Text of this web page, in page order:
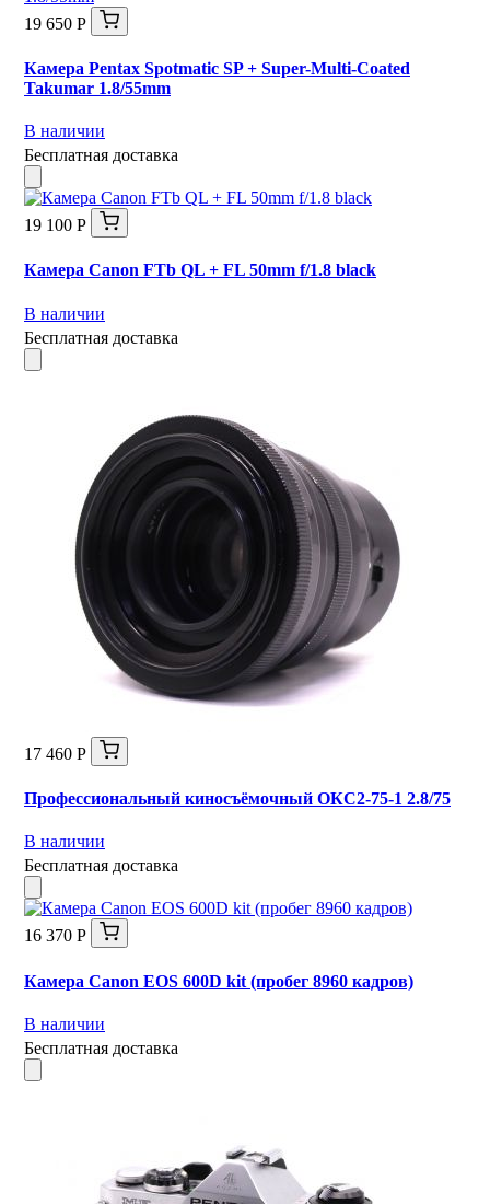
19 650 Р
Камера Pentax Spotmatic SP + Super-Multi-Coated
Takumar 1.8/55mm
В наличии
Бесплатная доставка
19 100 Р
Камера Canon FTb QL + FL 50mm f/1.8 black
В наличии
Бесплатная доставка
17 460 Р
Профессиональный киносъёмочный ОКС2-75-1 2.8/75
В наличии
Бесплатная доставка
16 370 Р
Камера Canon EOS 600D kit (пробег 8960 кадров)
В наличии
Бесплатная доставка